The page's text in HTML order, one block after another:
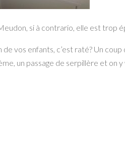
si à contrario, elle est trop
vos enfants, c’est raté? Un
un passage de serpillère et on y